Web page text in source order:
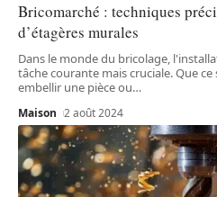
Bricomarché : techniques
d’étagères murales
Dans le monde du bricolage,
tâche courante mais cruciale. Que
embellir une pièce ou…
Maison 2 août 2024